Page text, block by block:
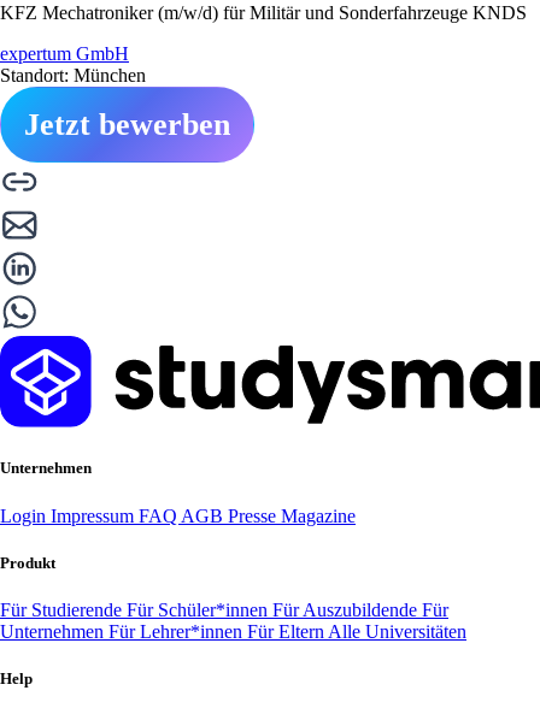
KFZ Mechatroniker (m/w/d) für Militär und Sonderfahrzeuge KNDS
expertum GmbH
Standort: München
Jetzt bewerben
Unternehmen
Login Impressum FAQ AGB Presse Magazine
Produkt
Für Studierende Für Schüler*innen Für Auszubildende Für
Unternehmen Für Lehrer*innen Für Eltern Alle Universitäten
Help